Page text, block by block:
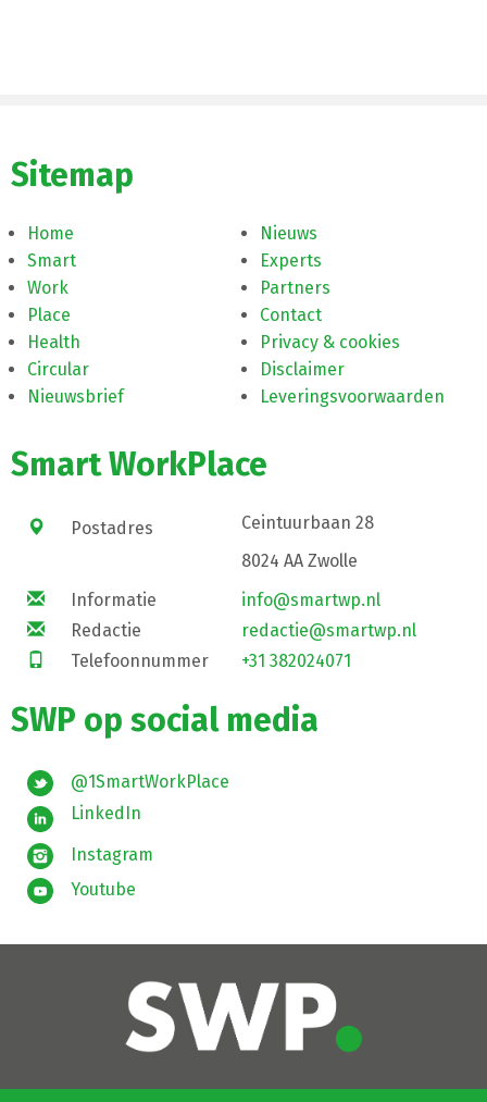
Sitemap
Home
Smart
Work
Place
Health
Circular
Nieuwsbrief
Nieuws
Experts
Partners
Contact
Privacy & cookies
Disclaimer
Leveringsvoorwaarden
Smart WorkPlace
Postadres
Ceintuurbaan 28
8024 AA Zwolle
Informatie
info@smartwp.nl
Redactie
redactie@smartwp.nl
Telefoonnummer
+31 382024071
SWP op social media
@1SmartWorkPlace
LinkedIn
Instagram
Youtube